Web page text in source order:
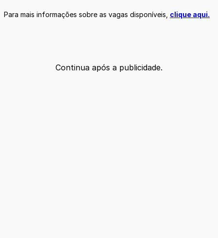
Para mais informações sobre as vagas disponíveis, clique aqui.
Continua após a publicidade.